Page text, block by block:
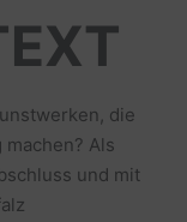
die
Als
und mit